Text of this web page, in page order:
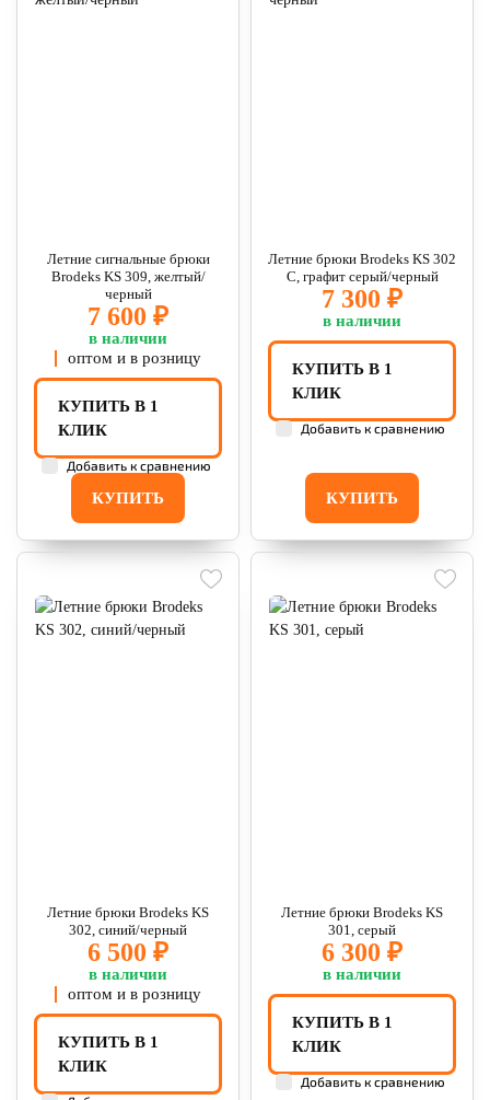
Летние сигнальные брюки
Brodeks KS 309, желтый/
черный
7 600 ₽
в наличии
оптом и в розницу
КУПИТЬ
КУПИТЬ В 1
КЛИК
Добавить к сравнению
Летние брюки Brodeks KS 302
C, графит серый/черный
7 300 ₽
в наличии
КУПИТЬ
КУПИТЬ В 1
КЛИК
Добавить к сравнению
Летние брюки Brodeks KS
302, синий/черный
6 500 ₽
в наличии
оптом и в розницу
КУПИТЬ В 1
КЛИК
Летние брюки Brodeks KS
301, серый
6 300 ₽
в наличии
КУПИТЬ В 1
КЛИК
Добавить к сравнению